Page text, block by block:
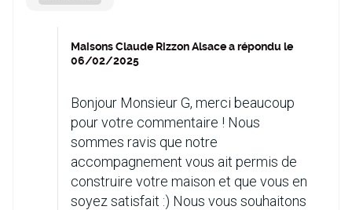
Maisons Claude Rizzon Alsace a répondu le
06/02/2025
Bonjour Monsieur G, merci beaucoup
pour votre commentaire ! Nous
sommes ravis que notre
accompagnement vous ait permis de
construire votre maison et que vous en
soyez satisfait :) Nous vous souhaitons